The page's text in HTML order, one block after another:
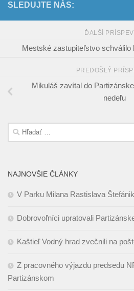
SLEDUJTE NÁS:
ĎALŠÍ
Mestské zastupiteľstvo schválilo
PREDOŠLÝ
Mikuláš zavítal do
nedeľu
Hľadať:
NAJNOVŠIE ČLÁNKY
V Parku Milana Rastislava
Dobrovoľníci upratovali
Kaštieľ Vodný hrad zvečnili na
Z pracovného výjazdu predsedu
Partizánskom